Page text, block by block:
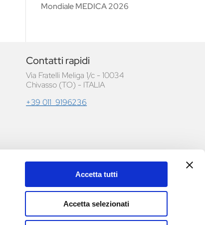
Accetta tutti
Accetta selezionati
Mondiale MEDICA 2026
Contatti rapidi
Via Fratelli Meliga 1/c - 10034
Chivasso (TO) - ITALIA
+39 011 9196236